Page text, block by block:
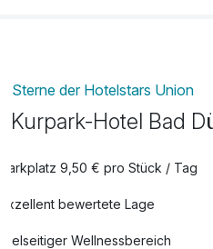
pro Tag
Vitamine für den Tag
Vollpension
pro Person
Sterne der Hotelstars Union
Kurpark-Hotel Bad
Parkplatz 9,50 € pro Stück / Tag
Exzellent bewertete Lage
Vielseitiger Wellnessbereich